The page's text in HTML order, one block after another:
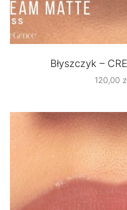
Błyszczyk –
120,00